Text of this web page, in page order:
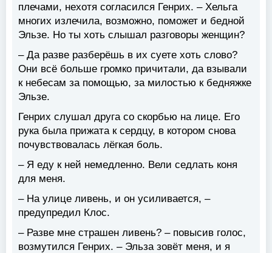
плечами, нехотя согласился Генрих. – Хельга
многих излечила, возможно, поможет и бедной
Эльзе. Но ты хоть слышал разговоры женщин?
– Да разве разберёшь в их суете хоть слово?
Они всё больше громко причитали, да взывали
к небесам за помощью, за милостью к бедняжке
Эльзе.
Генрих слушал друга со скорбью на лице. Его
рука была прижата к сердцу, в котором снова
почувствовалась лёгкая боль.
– Я еду к ней немедленно. Вели седлать коня
для меня.
– На улице ливень, и он усиливается, –
предупредил Клос.
– Разве мне страшен ливень? – повысив голос,
возмутился Генрих. – Эльза зовёт меня, и я